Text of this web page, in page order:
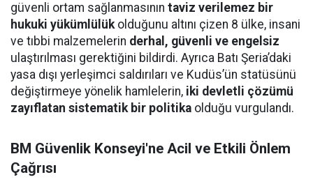
güvenli ortam sağlanmasının taviz verilemez bir
hukuki yükümlülükolduğunu altını çizen 8 ülke, insani
ve tıbbi malzemelerin derhal, güvenli ve engelsiz
ulaştırılması gerektiğini bildirdi. Ayrıca Batı Şeria’daki
yasa dışı yerleşimci saldırıları ve Kudüs’ün statüsünü
değiştirmeye yönelik hamlelerin, iki devletli çözümü
zayıflatan sistematik bir politika olduğu vurgulandı.
BM Güvenlik Konseyi'ne Acil ve Etkili Önlem
Çağrısı